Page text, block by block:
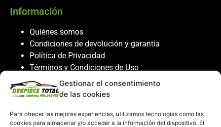
Gestionar el consentimiento
de las cookies
Para ofrecer las mejores experiencias, utilizamos tecnologías como las
cookies para almacenar y/o acceder a la información del dispositivo. El
Información
Quiénes somos
Condiciones de devolución y garantía
Política de Privacidad
Términos y Condiciones de Uso
Política de Cookies
Servicio al cliente
Contacto